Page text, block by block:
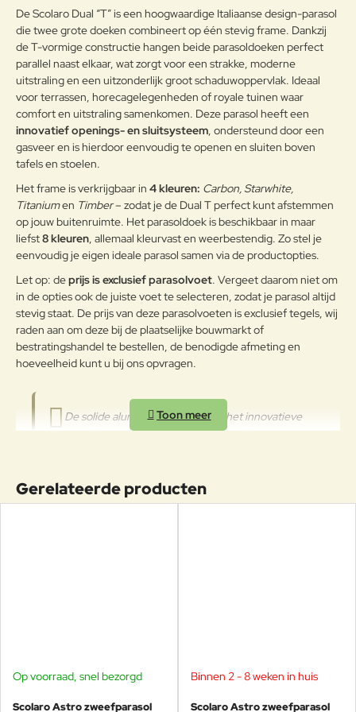
weersomstandigheden te
weerstaan en met poeder gelakt.
Onderhoudsadvies
Aluminium
Om het product lange tijd in
uitstekende staat te houden, raden
we aan om het correct en
regelmatig te reinigen. Verricht de
reiniging vaker op plaatsen die
zeeklimaat worden gekenmerkt.
Het wordt aanbevolen om de
oppervlakken met een zachte doek
en met water of neutrale
reinigingsmiddelen te reinigen. De
langdurige en continue
blootstelling aan intense uv-
straling of aan erg lage
temperaturen kunnen de originele
eigenschappen van de mooie
gekleurde polyestercoating
worden aangetast. We raden aan
in de winter te reinigen en op een
beschermde plek op te bergen of
Note:HTML-code wordt niet vertaald!
Waardering:
Waarderin
g:
Slecht Goed
Verder
De Scolaro Dual “T” is een hoogwaardige Italiaanse design-parasol
die twee grote doeken combineert op één stevig frame. Dankzij
de T-vormige constructie hangen beide parasoldoeken perfect
parallel naast elkaar, wat zorgt voor een strakke, moderne
uitstraling en een uitzonderlijk groot schaduwoppervlak. Ideaal
voor terrassen, horecagelegenheden of royale tuinen waar
comfort en uitstraling samenkomen. Deze parasol heeft een
innovatief openings- en sluitsysteem, ondersteund door een
gasveer en is hierdoor eenvoudig te openen en sluiten boven
tafels en stoelen.
Het frame is verkrijgbaar in 4 kleuren: Carbon, Starwhite,
Titaniumen Timber– zodat je de Dual T perfect kunt afstemmen
op jouw buitenruimte. Het parasoldoek is beschikbaar in maar
liefst8 kleuren, allemaal kleurvast en weerbestendig. Zo stel je
eenvoudig je eigen ideale parasol samen via de productopties.
Let op: deprijs is exclusief parasolvoet. Vergeet daarom niet om
in de opties ook de juiste voet te selecteren, zodat je parasol altijd
stevig staat. De prijs van deze parasolvoeten is exclusief tegels, wij
raden aan om deze bij de plaatselijke bouwmarkt of
bestratingshandel te bestellen, de benodigde afmeting en
hoeveelheid kunt u bij ons opvragen.
De solide aluminium constructie, het innovatieve
openingssysteem en het hoogwaardige
Openingssysteem met gasveer: zonder kracht in en uit te
Gerelateerde producten
Op voorraad, snel bezorgd
Scolaro Astro zweefparasol
Binnen 2 - 8 weken in huis
Scolaro Astro zweefparasol